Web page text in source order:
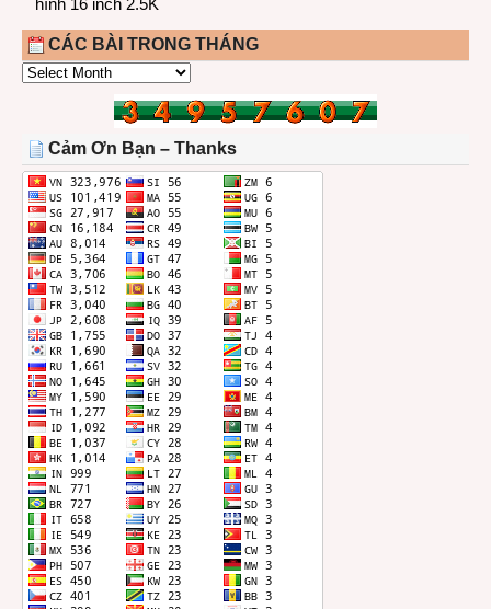
hình 16 inch 2.5K
CÁC BÀI TRONG THÁNG
CÁC
THÁNG
Cảm Ơn Bạn – Thanks